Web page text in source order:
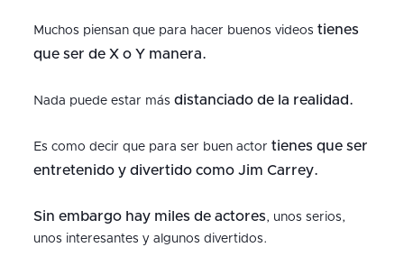
Muchos piensan que para hacer buenos videos tienes
que ser de X o Y manera.
Nada puede estar más distanciado de la realidad.
Es como decir que para ser buen actor tienes que ser
entretenido y divertido como Jim Carrey.
Sin embargo hay miles de actores, unos serios,
unos interesantes y algunos divertidos.